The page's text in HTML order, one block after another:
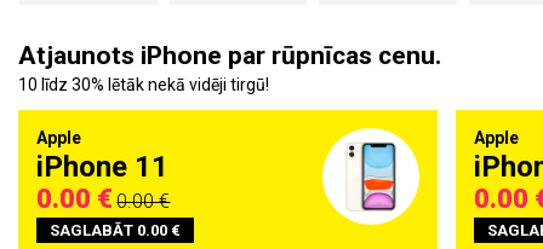
Atjaunots iPhone par rūpnīcas cenu.
10 līdz 30% lētāk nekā vidēji tirgū!
Apple
iPhone 11
0.00 € 0.00 €
SAGLABĀT 0.00 €
Apple
0.00